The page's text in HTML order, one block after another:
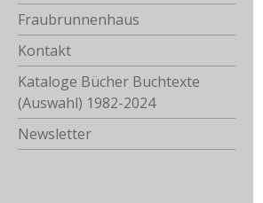
Fraubrunnenhaus
Kontakt
Kataloge Bücher Buchtexte
(Auswahl) 1982-2024
Newsletter